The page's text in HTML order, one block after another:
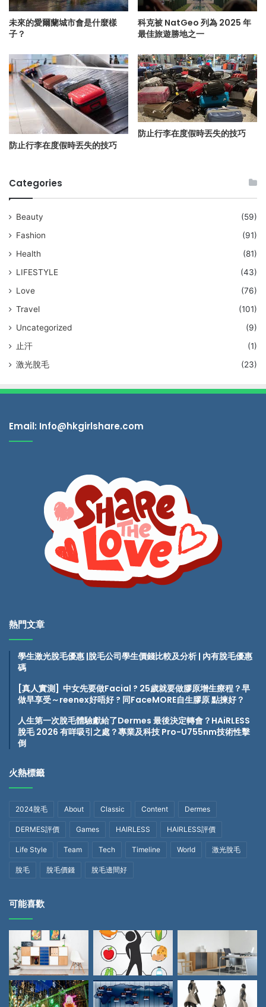
未來的愛爾蘭城市會是什麼樣
子？
科克被 NatGeo 列為 2025 年
最佳旅遊勝地之一
防止行李在度假時丟失的技巧
防止行李在度假時丟失的技巧
Categories
Beauty
(59)
Fashion
(91)
Health
(81)
LIFESTYLE
(43)
Love
(76)
Travel
(101)
Uncategorized
(9)
止汗
(1)
激光脫毛
(23)
Email: Info@hkgirlshare.com
熱門文章
學生激光脫毛優惠 |脫毛公司學生價錢比較及分析 | 內有脫毛優惠
碼
[真人實測] 中女先要做Facial ? 25歲就要做膠原增生療程？早
做早享受～reenex好唔好 ? 同FaceMORE自生膠原 點揀好？
人生第一次脫毛體驗獻給了Dermes 最後決定轉會？HAiRLESS
脫毛 2026 有咩吸引之處？專業及科技 Pro-U755nm技術性擊
倒
火熱標籤
2024脫毛 About Classic Content Dermes
DERMES評價 Games HAIRLESS HAIRLESS評價
Life Style Team Tech Timeline World 激光脫毛
脫毛 脫毛價錢 脫毛邊間好
可能喜歡